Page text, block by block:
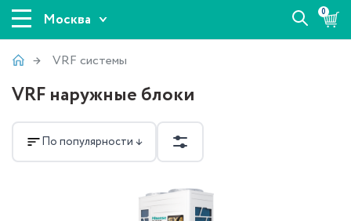
Москва 0
VRF системы
VRF наружные блоки
По популярности ↓